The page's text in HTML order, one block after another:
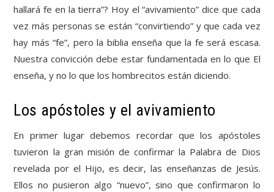
hallará fe en la tierra”? Hoy el “avivamiento” dice que cada
vez más personas se están “convirtiendo” y que cada vez
hay más “fe”, pero la biblia enseña que la fe será escasa.
Nuestra convicción debe estar fundamentada en lo que El
enseña, y no lo que los hombrecitos están diciendo.
Los apóstoles y el avivamiento
En primer lugar debemos recordar que los apóstoles
tuvieron la gran misión de confirmar la Palabra de Dios
revelada por el Hijo, es decir, las enseñanzas de Jesús.
Ellos no pusieron algo “nuevo”, sino que confirmaron lo